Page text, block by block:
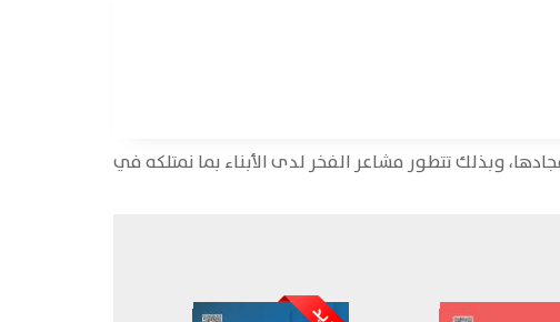
وبذلك تتطور مشاعر الفخر لدى الأبناء بما نمتلكه في